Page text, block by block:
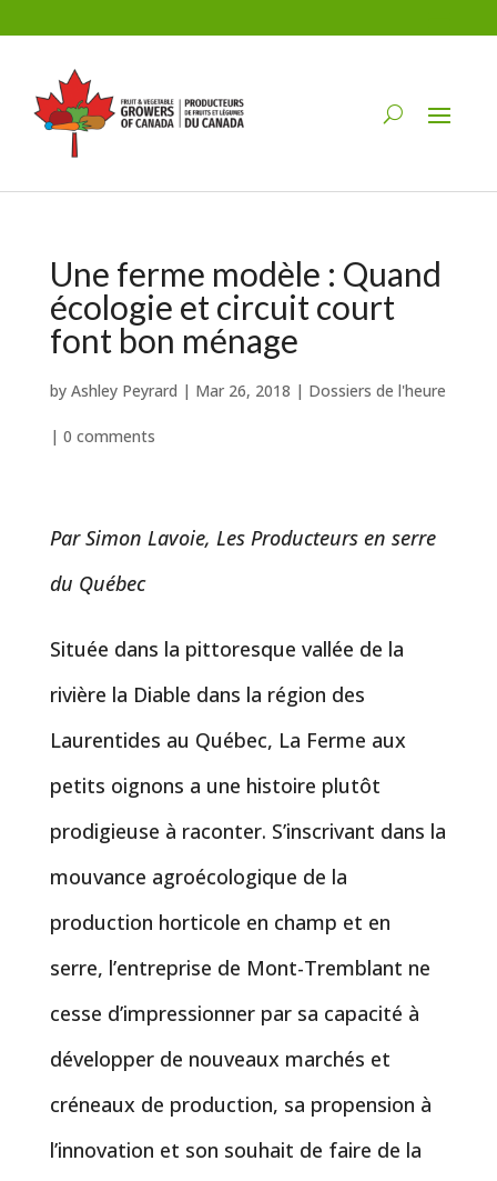
Une ferme modèle : Quand
écologie et circuit court
font bon ménage
by Ashley Peyrard | Mar 26, 2018 | Dossiers de l'heure
| 0 comments
Par Simon Lavoie, Les Producteurs en serre
du Québec
Située dans la pittoresque vallée de la
rivière la Diable dans la région des
Laurentides au Québec, La Ferme aux
petits oignons a une histoire plutôt
prodigieuse à raconter. S’inscrivant dans la
mouvance agroécologique de la
production horticole en champ et en
serre, l’entreprise de Mont-Tremblant ne
cesse d’impressionner par sa capacité à
développer de nouveaux marchés et
créneaux de production, sa propension à
l’innovation et son souhait de faire de la